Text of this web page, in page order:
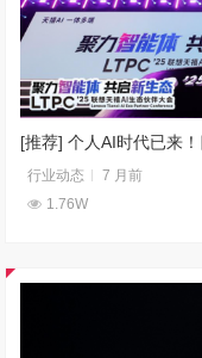
行业动态
7 月前
1.76W